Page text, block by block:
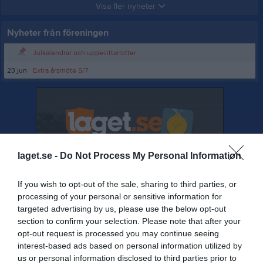
laget.se - Do Not Process My Personal Information
If you wish to opt-out of the sale, sharing to third parties, or
processing of your personal or sensitive information for
targeted advertising by us, please use the below opt-out
section to confirm your selection. Please note that after your
opt-out request is processed you may continue seeing
interest-based ads based on personal information utilized by
us or personal information disclosed to third parties prior to
Visa fler nyheter
Nyheter från föreningen
Julkalendrar och uppesittarlotter
23 jun
Extra årsmöte 5/7